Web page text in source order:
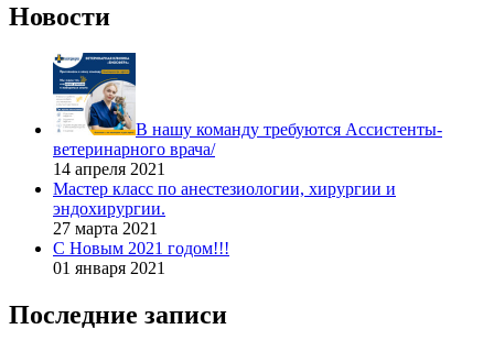
Новости
В нашу команду требуются Ассистенты-
ветеринарного врача/
14 апреля 2021
Мастер класс по анестезиологии, хирургии и
эндохирургии.
27 марта 2021
С Новым 2021 годом!!!
01 января 2021
Последние записи